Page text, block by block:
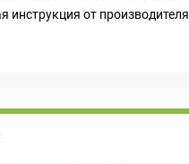
инструкция от производителя